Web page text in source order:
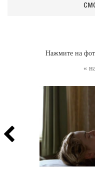
«
Нажмите на